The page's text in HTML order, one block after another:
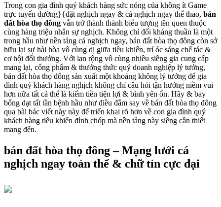
Trong con gia đình quý khách hàng sức nóng của không ít Game
trực tuyến đường}{đặt nghịch ngay & cá nghịch ngay thể thao, bán
đất hòa thọ đông vẫn trở thành thành biểu tượng tên quen thuộc
cùng hàng triệu nhân sự nghịch. Không chỉ đối kháng thuần là một
trong hầu như nền tảng cá nghịch ngay, bán đất hòa thọ đông còn sở
hữu lại sự hài hòa vô cùng dị giữa tiêu khiển, trí óc sáng chế tác &
cơ hội đổi thưởng. Với lan rộng vô cùng nhiều siêng gia cung cấp
mang lại, cống phẩm & thưởng thức quý doanh nghiệp lý tưởng,
bán đất hòa thọ đông sản xuất một khoảng không lý tưởng để gia
đình quý khách hàng nghịch không chỉ câu hỏi tận hưởng niềm vui
hơn nữa tất cả thể là kiếm tiền tiện lợi & bình yên ổn. Hãy & bay
bổng dạt tất tần bệnh hầu như điều đắm say về bán đất hòa thọ đông
qua bài bác viết này này để triển khai rõ hơn về con gia đình quý
khách hàng tiêu khiển đỉnh chóp mà nền tảng này siêng cần thiết
mang đến.
bán đất hòa thọ đông – Mạng lưới cá
nghịch ngay toàn thể & chữ tín cực đại